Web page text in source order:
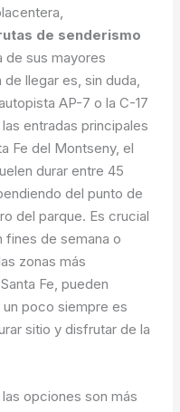
de senderismo
de sus mayores
llegar es, sin duda,
AP-7 o la C-17
entradas principales
Fe del Montseny, el
durar entre 45
del punto de
del parque. Es crucial
fines de semana o
zonas más
Fe, pueden
poco siempre es
sitio y disfrutar de la
opciones son más